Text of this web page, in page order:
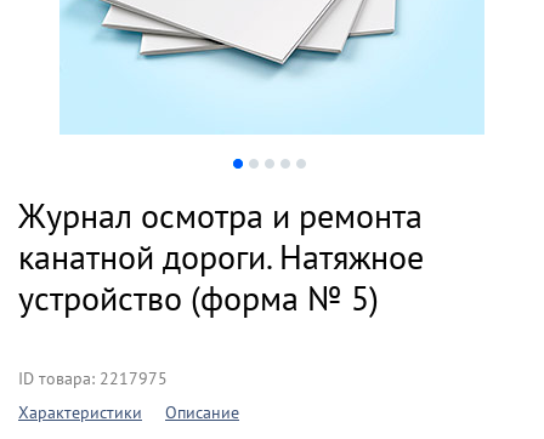
Журнал осмотра и ремонта
канатной дороги. Натяжное
устройство (форма № 5)
ID товара: 2217975
Характеристики
Описание